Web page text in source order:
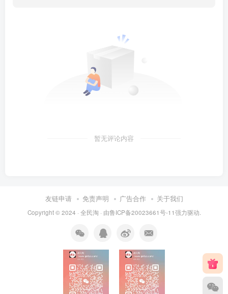
暂无评论内容
友链申请 免责声明 广告合作 关于我们
Copyright © 2024 · 全民淘 · 由鲁ICP备20023661号-11强力驱动.